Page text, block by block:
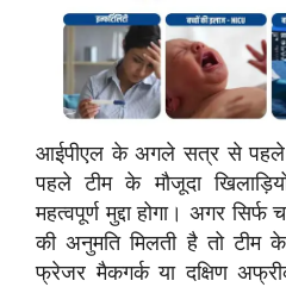
आईपीएल के अगले सत्र से पहले
पहले टीम के मौजूदा
महत्वपूर्ण मुद्दा होगा। अगर
की अनुमति मिलती है तो
फ्रेजर मैकगर्क या दक्षिण